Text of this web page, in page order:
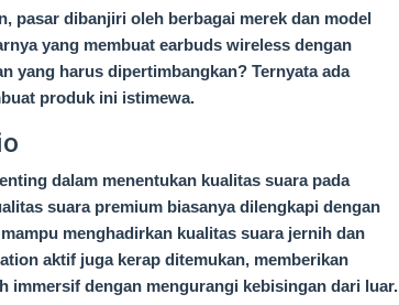
pasar dibanjiri oleh berbagai merek dan model
yang membuat earbuds wireless dengan
yang harus dipertimbangkan? Ternyata ada
produk ini istimewa.
dalam menentukan kualitas suara pada
suara premium biasanya dilengkapi dengan
menghadirkan kualitas suara jernih dan
aktif juga kerap ditemukan, memberikan
immersif dengan mengurangi kebisingan dari luar.